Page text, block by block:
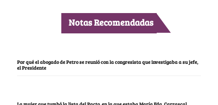
Notas Recomendadas
Por qué el abogado de Petro se reunió con la congresista que investigaba a su jefe,
el Presidente